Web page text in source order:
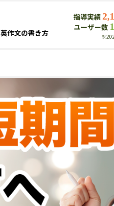
英作文の書き方
指導実績
ユーザー数